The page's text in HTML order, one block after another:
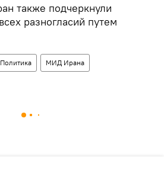
также подчеркнули
разногласий путем
Политика МИД Ирана